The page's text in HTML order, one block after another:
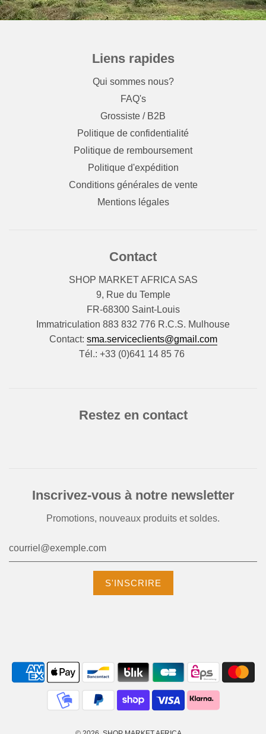
Liens rapides
Qui sommes nous?
FAQ's
Grossiste / B2B
Politique de confidentialité
Politique de remboursement
Politique d'expédition
Conditions générales de vente
Mentions légales
Contact
SHOP MARKET AFRICA SAS
9, Rue du Temple
FR-68300 Saint-Louis
Immatriculation 883 832 776 R.C.S. Mulhouse
Contact: sma.serviceclients@gmail.com
Tél.: +33 (0)641 14 85 76
Restez en contact
Inscrivez-vous à notre newsletter
Promotions, nouveaux produits et soldes.